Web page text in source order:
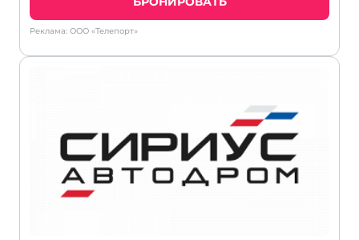
Реклама: ООО «Телепорт»